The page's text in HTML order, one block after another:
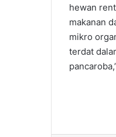
hewan
makanan
mikro
terdat